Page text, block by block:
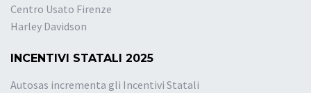
Centro Usato Firenze
Harley Davidson
INCENTIVI STATALI 2025
Autosas incrementa gli Incentivi Statali